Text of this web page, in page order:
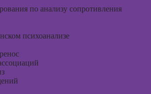
по анализу сопротивления
психоанализе